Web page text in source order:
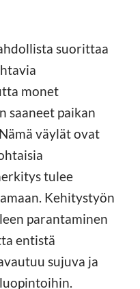
suorittaa
monet
saaneet paikan
väylät ovat
tulee
Kehitystyön
parantaminen
entistä
sujuva ja